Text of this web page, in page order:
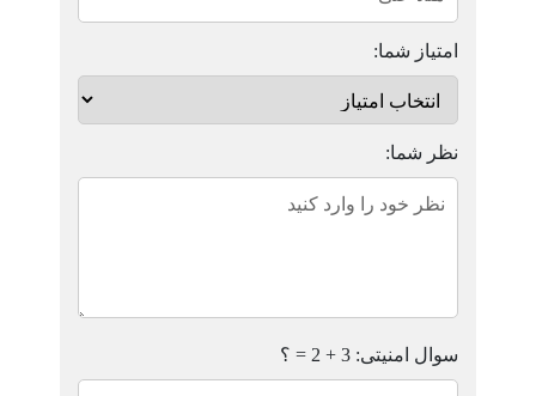
امتیاز شما:
نظر شما:
سوال امنیتی: 3 + 2 = ؟